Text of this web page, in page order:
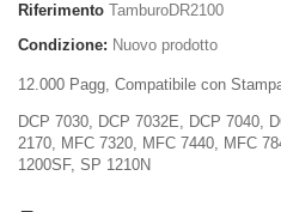
Riferimento TamburoDR2100
Condizione: Nuovo prodotto
12.000 Pagg, Compatibile con
DCP 7030, DCP 7032E, DCP 7040,
2170, MFC 7320, MFC 7440, MFC
1200SF, SP 1210N